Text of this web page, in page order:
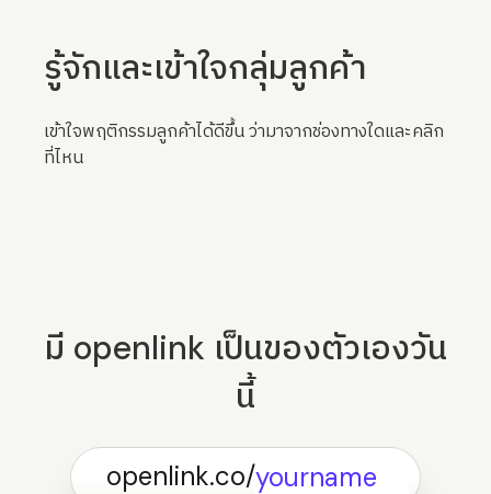
รู้จักและเข้าใจกลุ่มลูกค้า
เข้าใจพฤติกรรมลูกค้าได้ดีขึ้น ว่ามาจากช่องทางใดและคลิก
ที่ไหน
มี openlink เป็นของตัวเองวัน
นี้
openlink.co/